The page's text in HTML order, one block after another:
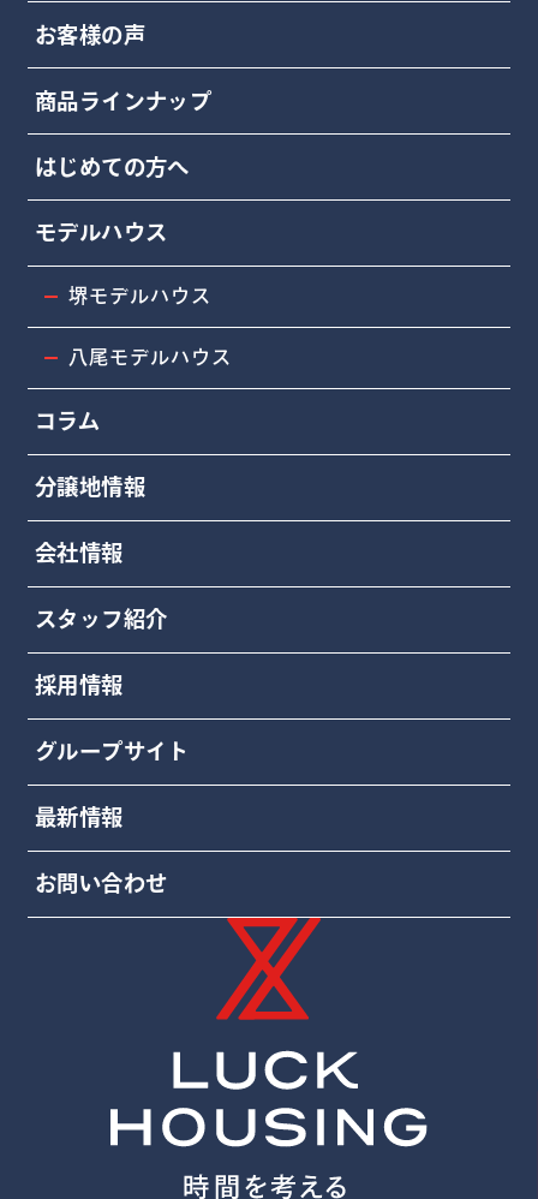
お客様の声
商品ラインナップ
はじめての方へ
モデルハウス
堺モデルハウス
八尾モデルハウス
コラム
分譲地情報
会社情報
スタッフ紹介
採用情報
グループサイト
最新情報
お問い合わせ